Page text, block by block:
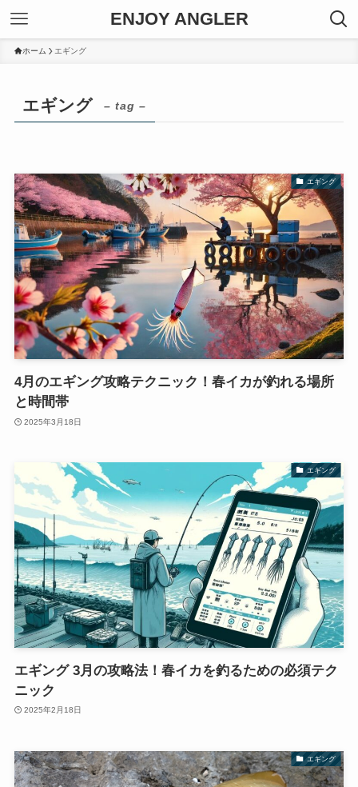
ENJOY ANGLER
ホーム エギング
エギング – tag –
エギング
4月のエギング攻略テクニック！春イカが釣れる場所
と時間帯
2025年3月18日
エギング
エギング 3月の攻略法！春イカを釣るための必須テク
ニック
2025年2月18日
エギング